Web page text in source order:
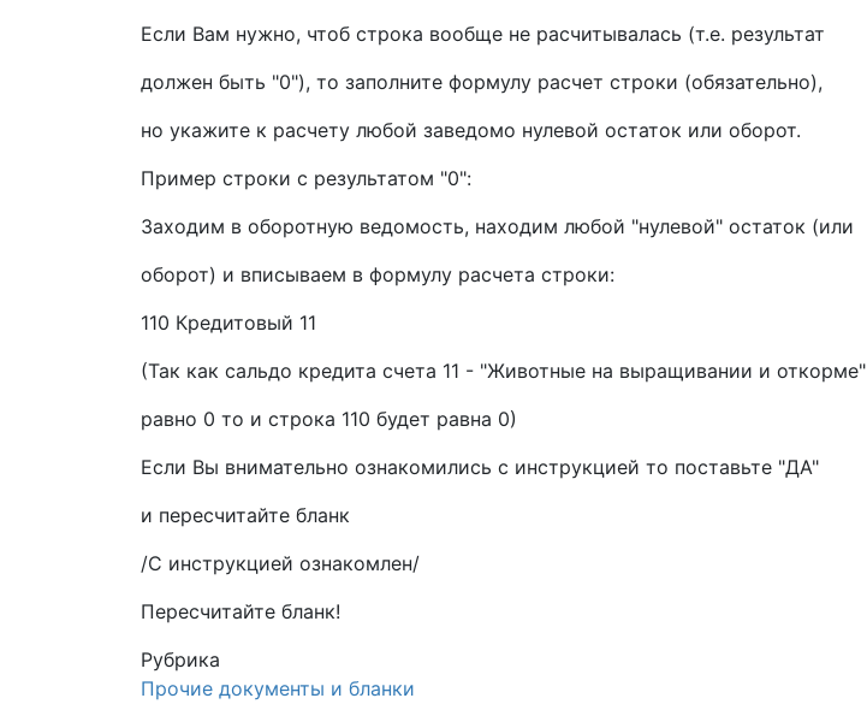
Если Вам нужно, чтоб строка вообще не расчитывалась (т.е. результат
должен быть "0"), то заполните формулу расчет строки (обязательно),
но укажите к расчету любой заведомо нулевой остаток или оборот.
Пример строки с результатом "0":
Заходим в оборотную ведомость, находим любой "нулевой" остаток (или
оборот) и вписываем в формулу расчета строки:
110 Кредитовый 11
(Так как сальдо кредита счета 11 - "Животные на выращивании и откорме"
равно 0 то и строка 110 будет равна 0)
Если Вы внимательно ознакомились с инструкцией то поставьте "ДА"
и пересчитайте бланк
/С инструкцией ознакомлен/
Пересчитайте бланк!
Рубрика
Прочие документы и бланки